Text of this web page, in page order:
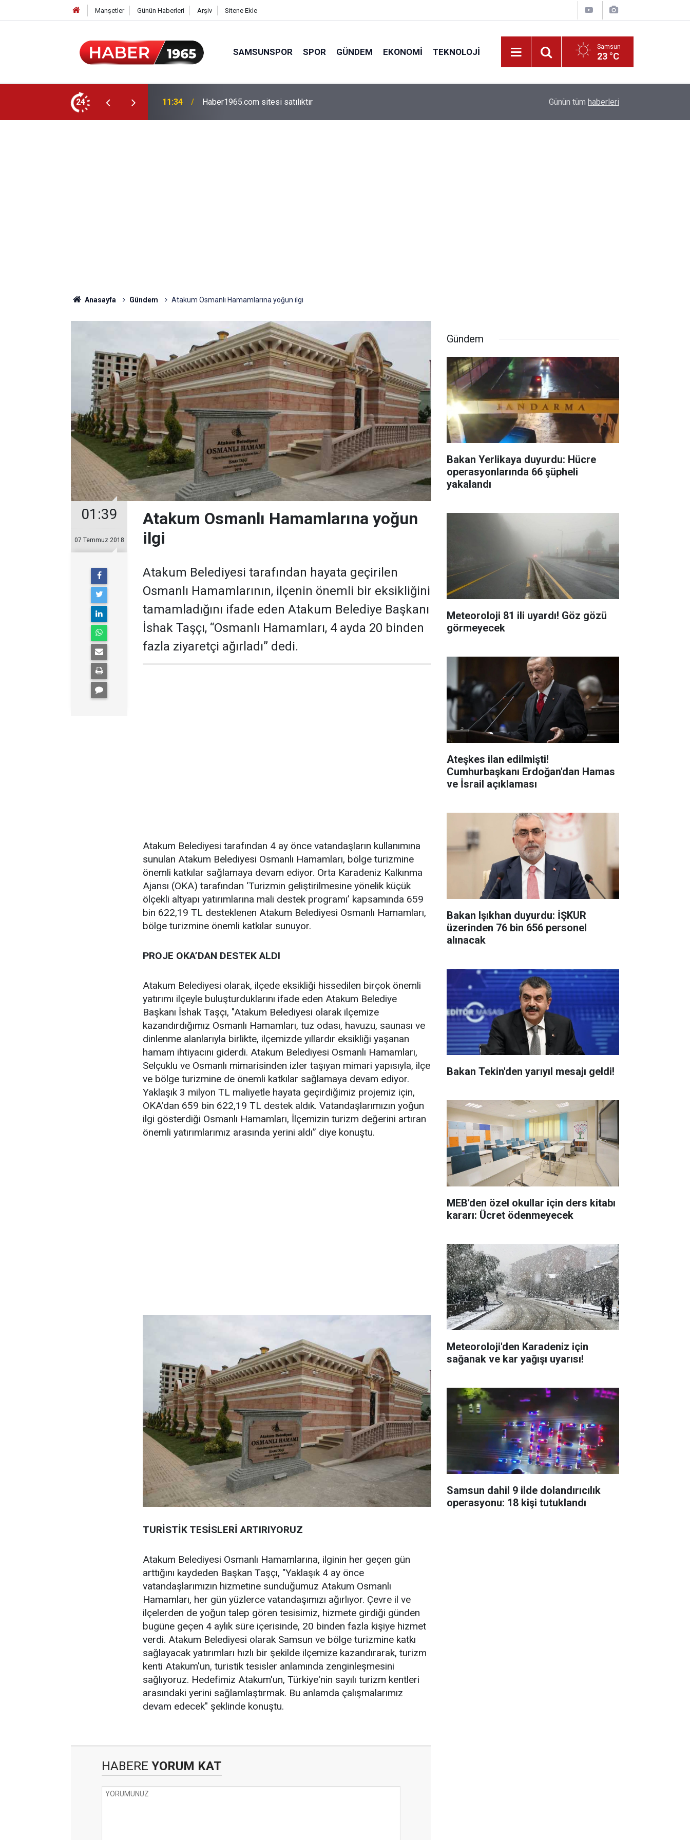
Manşetler Günün Haberleri Arşiv Sitene Ekle
SAMSUNSPOR SPOR GÜNDEM EKONOMI TEKNOLOJI Samsun
23 °C
24 15:52 Milyonlarca emekliyi ilgilendiriyor: Zamlı maaşlar hesaplarda Fahiş fiyatlar nedeniyle işletmelere 101 milyon
Günün tüm haberleri
Anasayfa Gündem Atakum Osmanlı Hamamlarına yoğun ilgi
01:39
07 Temmuz 2018
Atakum Osmanlı Hamamlarına yoğun
ilgi
Atakum Belediyesi tarafından hayata geçirilen
Osmanlı Hamamlarının, ilçenin önemli bir eksikliğini
tamamladığını ifade eden Atakum Belediye Başkanı
İshak Taşçı, “Osmanlı Hamamları, 4 ayda 20 binden
fazla ziyaretçi ağırladı” dedi.
Atakum Belediyesi tarafından 4 ay önce vatandaşların kullanımına
sunulan Atakum Belediyesi Osmanlı Hamamları, bölge turizmine
önemli katkılar sağlamaya devam ediyor. Orta Karadeniz Kalkınma
Ajansı (OKA) tarafından ‘Turizmin geliştirilmesine yönelik küçük
ölçekli altyapı yatırımlarına mali destek programı’ kapsamında 659
bin 622,19 TL desteklenen Atakum Belediyesi Osmanlı Hamamları,
bölge turizmine önemli katkılar sunuyor.
PROJE OKA’DAN DESTEK ALDI
Atakum Belediyesi olarak, ilçede eksikliği hissedilen birçok önemli
yatırımı ilçeyle buluşturduklarını ifade eden Atakum Belediye
Başkanı İshak Taşçı, "Atakum Belediyesi olarak ilçemize
kazandırdığımız Osmanlı Hamamları, tuz odası, havuzu, saunası ve
dinlenme alanlarıyla birlikte, ilçemizde yıllardır eksikliği yaşanan
hamam ihtiyacını giderdi. Atakum Belediyesi Osmanlı Hamamları,
Selçuklu ve Osmanlı mimarisinden izler taşıyan mimari yapısıyla, ilçe
ve bölge turizmine de önemli katkılar sağlamaya devam ediyor.
Yaklaşık 3 milyon TL maliyetle hayata geçirdiğimiz projemiz için,
OKA’dan 659 bin 622,19 TL destek aldık. Vatandaşlarımızın yoğun
ilgi gösterdiği Osmanlı Hamamları, İlçemizin turizm değerini artıran
önemli yatırımlarımız arasında yerini aldı” diye konuştu.
TURİSTİK TESİSLERİ ARTIRIYORUZ
Atakum Belediyesi Osmanlı Hamamlarına, ilginin her geçen gün
arttığını kaydeden Başkan Taşçı, "Yaklaşık 4 ay önce
vatandaşlarımızın hizmetine sunduğumuz Atakum Osmanlı
Hamamları, her gün yüzlerce vatandaşımızı ağırlıyor. Çevre il ve
ilçelerden de yoğun talep gören tesisimiz, hizmete girdiği günden
bugüne geçen 4 aylık süre içerisinde, 20 binden fazla kişiye hizmet
verdi. Atakum Belediyesi olarak Samsun ve bölge turizmine katkı
sağlayacak yatırımları hızlı bir şekilde ilçemize kazandırarak, turizm
kenti Atakum'un, turistik tesisler anlamında zenginleşmesini
sağlıyoruz. Hedefimiz Atakum'un, Türkiye'nin sayılı turizm kentleri
arasındaki yerini sağlamlaştırmak. Bu anlamda çalışmalarımız
devam edecek" şeklinde konuştu.
HABERE YORUM KAT
Gündem
Bakan Yerlikaya duyurdu: Hücre
operasyonlarında 66 şüpheli
yakalandı
Meteoroloji 81 ili uyardı! Göz gözü
görmeyecek
Ateşkes ilan edilmişti!
Cumhurbaşkanı Erdoğan'dan Hamas
ve İsrail açıklaması
Bakan Işıkhan duyurdu: İŞKUR
üzerinden 76 bin 656 personel
alınacak
Bakan Tekin'den yarıyıl mesajı geldi!
MEB'den özel okullar için ders kitabı
kararı: Ücret ödenmeyecek
Meteoroloji'den Karadeniz için
sağanak ve kar yağışı uyarısı!
Samsun dahil 9 ilde dolandırıcılık
operasyonu: 18 kişi tutuklandı